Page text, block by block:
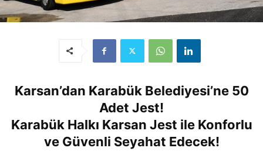
Karsan’dan Karabük Belediyesi’ne 50
Adet Jest!
Karabük Halkı Karsan Jest ile Konforlu
ve Güvenli Seyahat Edecek!